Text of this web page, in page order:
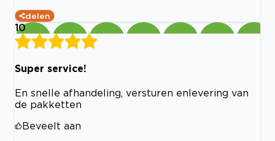
delen
10
Super service!
En snelle afhandeling, versturen enlevering van
de pakketten
Beveelt aan